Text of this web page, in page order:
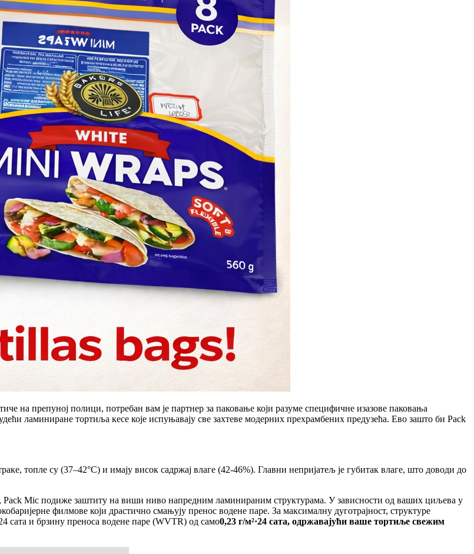
на препуној полици, потребан вам је партнер за паковање који разуме специфичне изазове паковања
ламиниране тортиља кесе које испуњавају све захтеве модерних прехрамбених предузећа. Ево зашто би Pack
топле су (37–42°C) и имају висок садржај влаге (42-46%). Главни непријатељ је губитак влаге, што доводи до
Pack Mic подиже заштиту на виши ниво напредним ламинираним структурама. У зависности од ваших циљева у
филмове који драстично смањују пренос водене паре. За максималну дуготрајност, структуре
сата и брзину преноса водене паре (WVTR) од само0,23 г/м²·24 сата, одржавајући ваше тортиље свежим